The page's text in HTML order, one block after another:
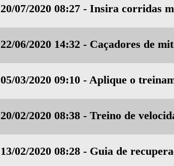
20/07/2020 08:27 - Insira corridas
22/06/2020 14:32 - Caçadores de
05/03/2020 09:10 - Aplique o
20/02/2020 08:38 - Treino de
13/02/2020 08:28 - Guia de